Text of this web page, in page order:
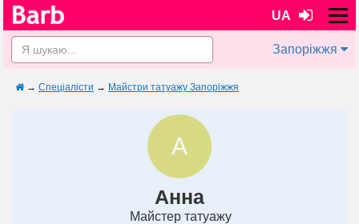
UA
Запоріжжя
→ Спеціалісти → Майстри татуажу Запоріжжя
А
Анна
Майстер татуажу